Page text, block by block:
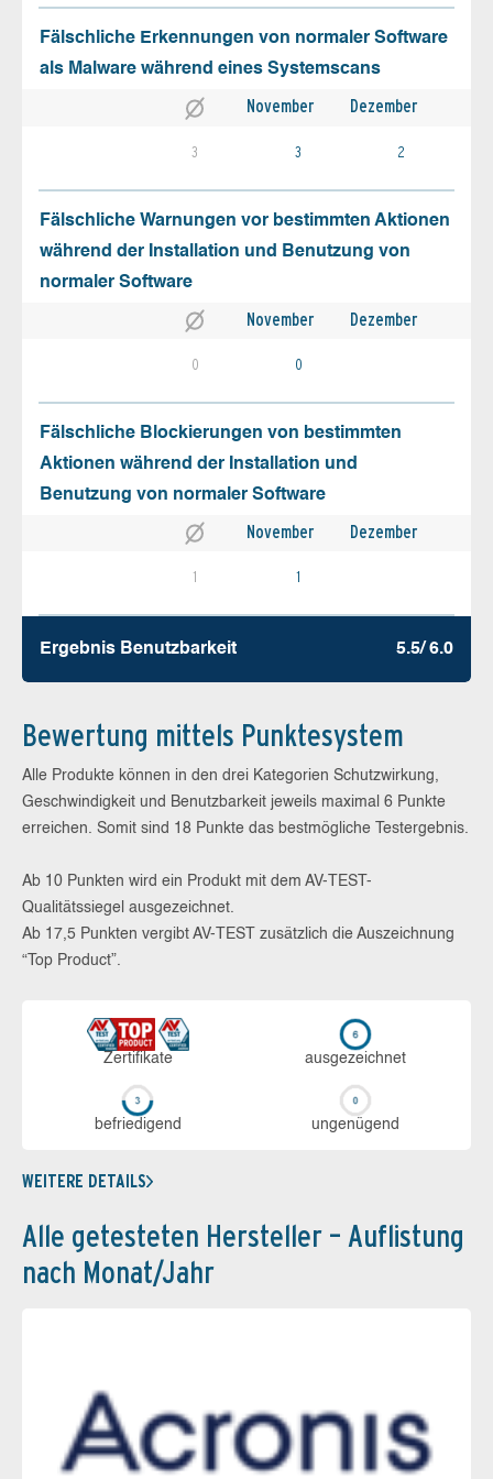
Fälschliche Erkennungen von normaler Software
als Malware während eines Systemscans
November Dezember
3 3 2
Fälschliche Warnungen vor bestimmten Aktionen
während der Installation und Benutzung von
normaler Software
November Dezember
0 0
Fälschliche Blockierungen von bestimmten
Aktionen während der Installation und
Benutzung von normaler Software
November Dezember
1 1
Ergebnis Benutz­barkeit 5.5/ 6.0
Bewertung mittels Punktesystem
Alle Produkte können in den drei Kategorien Schutzwirkung,
Geschwindigkeit und Benutzbarkeit jeweils maximal 6 Punkte
erreichen. Somit sind 18 Punkte das bestmögliche Testergebnis.
Ab 10 Punkten wird ein Produkt mit dem AV-TEST-
Qualitätssiegel ausgezeichnet.
Ab 17,5 Punkten vergibt AV-TEST zusätzlich die Auszeichnung
“Top Product”.
Zerti­fikate aus­ge­zeich­net
be­frie­di­gend un­ge­nü­gend
WEITERE DETAILS
Alle getesteten Hersteller – Auflistung
nach Monat/Jahr